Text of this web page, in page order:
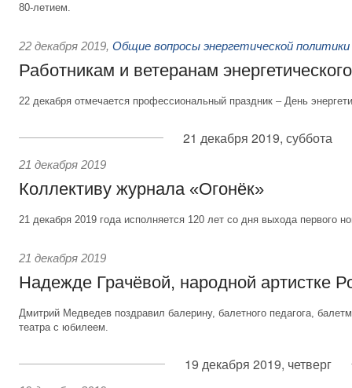
80-летием.
22 декабря 2019, Общие вопросы энергетической политики
Работникам и ветеранам
22 декабря отмечается профессиональный праздник – День
21 декабря 2019, суббота
21 декабря 2019
Коллективу журнала «Огонёк»
21 декабря 2019 года исполняется 120 лет со дня выхода первого
21 декабря 2019
Надежде Грачёвой, народной артистке
Дмитрий Медведев поздравил балерину, балетного педагога,
театра с юбилеем.
19 декабря 2019, четверг